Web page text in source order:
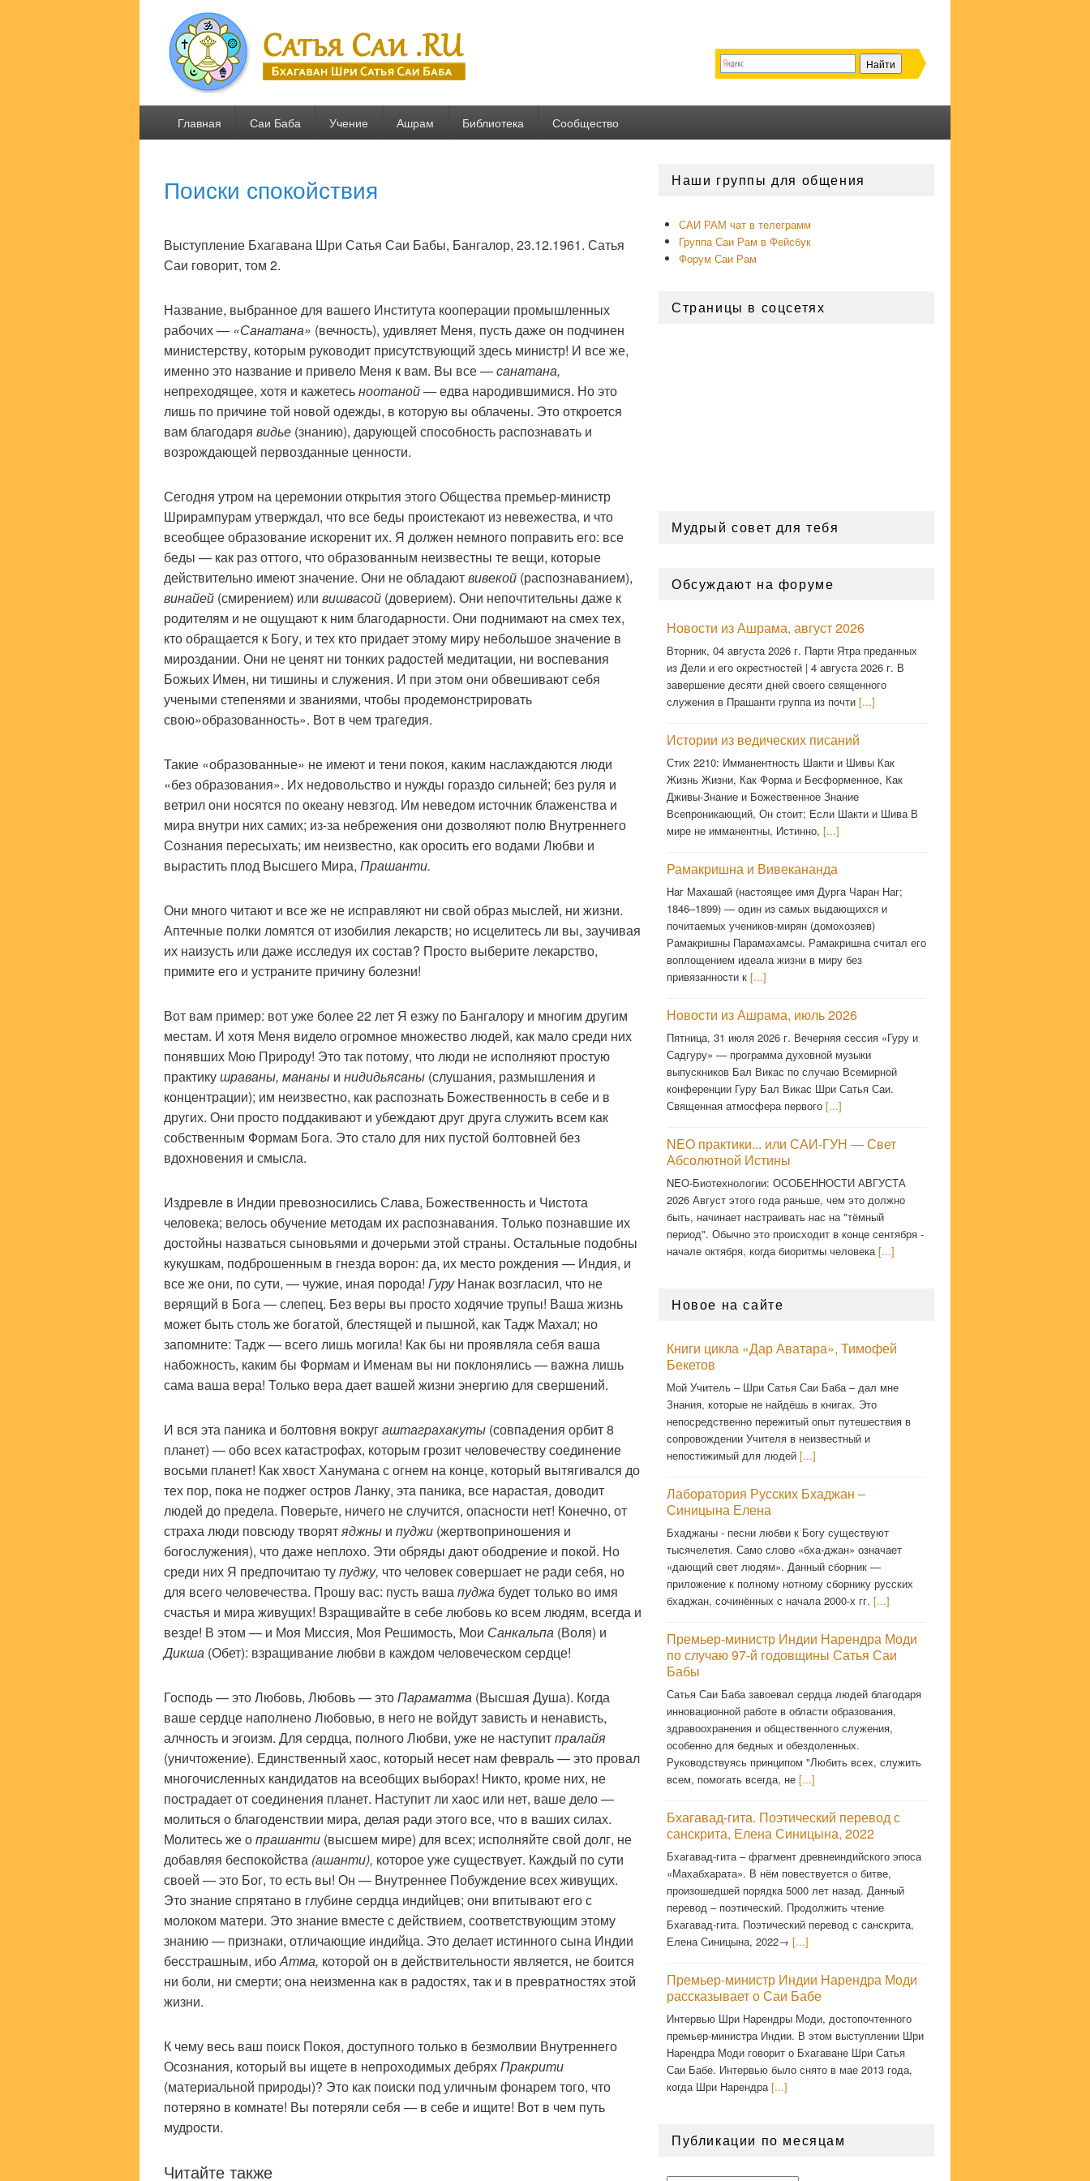
Сатья Саи .RU
Бхагаван Шри Сатья Саи Баба
Главная Саи Баба Учение Ашрам Библиотека Сообщество
Поиски спокойствия
Выступление Бхагавана Шри Сатья Саи Бабы, Бангалор, 23.12.1961. Сатья
Саи говорит, том 2.
Название, выбранное для вашего Института кооперации промышленных
рабочих— «Санатана» (вечность), удивляет Меня, пусть даже он подчинен
министерству, которым руководит присутствующий здесь министр! И все же,
именно это название и привело Меня к вам. Вы все —санатана,
непреходящее, хотя и кажетесьноотаной —едва народившимися. Но это
лишь по причине той новой одежды, в которую вы облачены. Это откроется
вам благодаря видье (знанию), дарующей способность распознавать и
возрождающей первозданные ценности.
Сегодня утром на церемонии открытия этого Общества премьер-министр
Шрирампурам утверждал, что все беды проистекают из невежества, и что
всеобщее образование искоренит их. Я должен немного поправить его: все
беды — как раз оттого, что образованным неизвестны те вещи, которые
действительно имеют значение. Они не обладаютвивекой (распознаванием),
винайей (смирением) или вишвасой (доверием). Они непочтительны даже к
родителям и не ощущают к ним благодарности. Они поднимают на смех тех,
кто обращается к Богу, и тех кто придает этому миру небольшое значение в
мироздании. Они не ценят ни тонких радостей медитации, ни воспевания
Божьих Имен, ни тишины и служения. И при этом они обвешивают себя
учеными степенями и званиями, чтобы продемонстрировать
свою»образованность». Вот в чем трагедия.
Такие «образованные» не имеют и тени покоя, каким наслаждаются люди
«без образования». Их недовольство и нужды гораздо сильней; без руля и
ветрил они носятся по океану невзгод. Им неведом источник блаженства и
мира внутри них самих; из-за небрежения они дозволяют полю Внутреннего
Сознания пересыхать; им неизвестно, как оросить его водами Любви и
вырастить плод Высшего Мира, Прашанти.
Они много читают и все же не исправляют ни свой образ мыслей, ни жизни.
Аптечные полки ломятся от изобилия лекарств; но исцелитесь ли вы, заучивая
их наизусть или даже исследуя их состав? Просто выберите лекарство,
примите его и устраните причину болезни!
Вот вам пример: вот уже более 22 лет Я езжу по Бангалору и многим другим
местам. И хотя Меня видело огромное множество людей, как мало среди них
понявших Мою Природу! Это так потому, что люди не исполняют простую
практикушраваны, мананы и нидидьясаны (слушания, размышления и
концентрации); им неизвестно, как распознать Божественность в себе и в
других. Они просто поддакивают и убеждают друг друга служить всем как
собственным Формам Бога. Это стало для них пустой болтовней без
вдохновения и смысла.
Издревле в Индии превозносились Слава, Божественность и Чистота
человека; велось обучение методам их распознавания. Только познавшие их
достойны назваться сыновьями и дочерьми этой страны. Остальные подобны
кукушкам, подброшенным в гнезда ворон: да, их место рождения — Индия, и
все же они, по сути, — чужие, иная порода! ГуруНанак возгласил, что не
верящий в Бога — слепец. Без веры вы просто ходячие трупы! Ваша жизнь
может быть столь же богатой, блестящей и пышной, как Тадж Махал; но
запомните: Тадж — всего лишь могила! Как бы ни проявляла себя ваша
набожность, каким бы Формам и Именам вы ни поклонялись — важна лишь
сама ваша вера! Только вера дает вашей жизни энергию для свершений.
И вся эта паника и болтовня вокругаштаграхакуты (совпадения орбит 8
планет) — обо всех катастрофах, которым грозит человечеству соединение
восьми планет! Как хвост Ханумана с огнем на конце, который вытягивался до
тех пор, пока не поджег остров Ланку, эта паника, все нарастая, доводит
людей до предела. Поверьте, ничего не случится, опасности нет! Конечно, от
страха люди повсюду творятяджны и пуджи (жертвоприношения и
богослужения), что даже неплохо. Эти обряды дают ободрение и покой. Но
среди них Я предпочитаю тупуджу, что человек совершает не ради себя, но
для всего человечества. Прошу вас: пусть вашапуджа будет только во имя
счастья и мира живущих! Взращивайте в себе любовь ко всем людям, всегда и
везде! В этом — и Моя Миссия, Моя Решимость, Мои Санкальпа (Воля) и
Дикша (Обет): взращивание любви в каждом человеческом сердце!
Господь — это Любовь, Любовь — этоПараматма (Высшая Душа). Когда
ваше сердце наполнено Любовью, в него не войдут зависть и ненависть,
алчность и эгоизм. Для сердца, полного Любви, уже не наступитпралайя
(уничтожение). Единственный хаос, который несет нам февраль — это провал
многочисленных кандидатов на всеобщих выборах! Никто, кроме них, не
пострадает от соединения планет. Наступит ли хаос или нет, ваше дело —
молиться о благоденствии мира, делая ради этого все, что в ваших силах.
Молитесь же опрашанти (высшем мире) для всех; исполняйте свой долг, не
добавляя беспокойства (ашанти), которое уже существует. Каждый по сути
своей — это Бог, то есть вы! Он — Внутреннее Побуждение всех живущих.
Это знание спрятано в глубине сердца индийцев; они впитывают его с
молоком матери. Это знание вместе с действием, соответствующим этому
знанию — признаки, отличающие индийца. Это делает истинного сына Индии
бесстрашным, ибоАтма, которой он в действительности является, не боится
ни боли, ни смерти; она неизменна как в радостях, так и в превратностях этой
жизни.
К чему весь ваш поиск Покоя, доступного только в безмолвии Внутреннего
Осознания, который вы ищете в непроходимых дебряхПракрити
(материальной природы)? Это как поиски под уличным фонарем того, что
потеряно в комнате! Вы потеряли себя — в себе и ищите! Вот в чем путь
мудрости.
Читайте также
основной
Наши группы для общения
САИ РАМ чат в телеграмм
Группа Саи Рам в Фейсбук
Форум Саи Рам
Страницы в соцсетях
Мудрый совет для тебя
Обсуждают на форуме
Новости из Ашрама, август 2026
Вторник, 04 августа 2026 г. Парти Ятра преданных
из Дели и его окрестностей | 4 августа 2026 г. В
завершение десяти дней своего священного
служения в Прашанти группа из почти [...]
Истории из ведических писаний
Стих 2210: Имманентность Шакти и Шивы Как
Жизнь Жизни, Как Форма и Бесформенное, Как
Дживы-Знание и Божественное Знание
Всепроникающий, Он стоит; Если Шакти и Шива В
мире не имманентны, Истинно, [...]
Рамакришна и Вивекананда
Наг Махашай (настоящее имя Дурга Чаран Наг;
1846–1899) — один из самых выдающихся и
почитаемых учеников-мирян (домохозяев)
Рамакришны Парамахамсы. Рамакришна считал его
воплощением идеала жизни в миру без
привязанности к [...]
Новости из Ашрама, июль 2026
Пятница, 31 июля 2026 г. Вечерняя сессия «Гуру и
Садгуру» — программа духовной музыки
выпускников Бал Викас по случаю Всемирной
конференции Гуру Бал Викас Шри Сатья Саи.
Священная атмосфера первого [...]
NEO практики... или САИ-ГУН — Свет
Абсолютной Истины
NEO-Биотехнологии: ОСОБЕННОСТИ АВГУСТА
2026 Август этого года раньше, чем это должно
быть, начинает настраивать нас на "тёмный
период". Обычно это происходит в конце сентября -
начале октября, когда биоритмы человека [...]
Новое на сайте
Книги цикла «Дар Аватара», Тимофей
Бекетов
Мой Учитель – Шри Сатья Саи Баба – дал мне
Знания, которые не найдёшь в книгах. Это
непосредственно пережитый опыт путешествия в
сопровождении Учителя в неизвестный и
непостижимый для людей [...]
Лаборатория Русских Бхаджан –
Синицына Елена
Бхаджаны - песни любви к Богу существуют
тысячелетия. Само слово «бха-джан» означает
«дающий свет людям». Данный сборник —
приложение к полному нотному сборнику русских
бхаджан, сочинённых с начала 2000-х гг. [...]
Премьер-министр Индии Нарендра Моди
по случаю 97-й годовщины Сатья Саи
Бабы
Сатья Саи Баба завоевал сердца людей благодаря
инновационной работе в области образования,
здравоохранения и общественного служения,
особенно для бедных и обездоленных.
Руководствуясь принципом "Любить всех, служить
всем, помогать всегда, не [...]
Бхагавад-гита. Поэтический перевод с
санскрита, Елена Синицына, 2022
Бхагавад-гита – фрагмент древнеиндийского эпоса
«Махабхарата». В нём повествуется о битве,
произошедшей порядка 5000 лет назад. Данный
перевод – поэтический. Продолжить чтение
Бхагавад-гита. Поэтический перевод с санскрита,
Елена Синицына, 2022→ [...]
Премьер-министр Индии Нарендра Моди
рассказывает о Саи Бабе
Интервью Шри Нарендры Моди, достопочтенного
премьер-министра Индии. В этом выступлении Шри
Нарендра Моди говорит о Бхагаване Шри Сатья
Саи Бабе. Интервью было снято в мае 2013 года,
когда Шри Нарендра [...]
Публикации по месяцам